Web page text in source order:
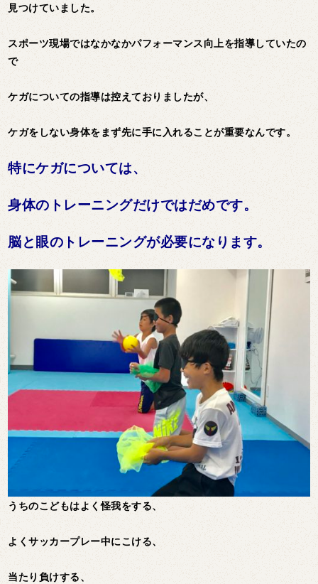
見つけていました。
スポーツ現場ではなかなかパフォーマンス向上を指導していたの
で
ケガについての指導は控えておりましたが、
ケガをしない身体をまず先に手に入れることが重要なんです。
特にケガについては、
身体のトレーニングだけではだめです。
脳と眼のトレーニングが必要になります。
うちのこどもはよく怪我をする、
よくサッカープレー中にこける、
当たり負けする、